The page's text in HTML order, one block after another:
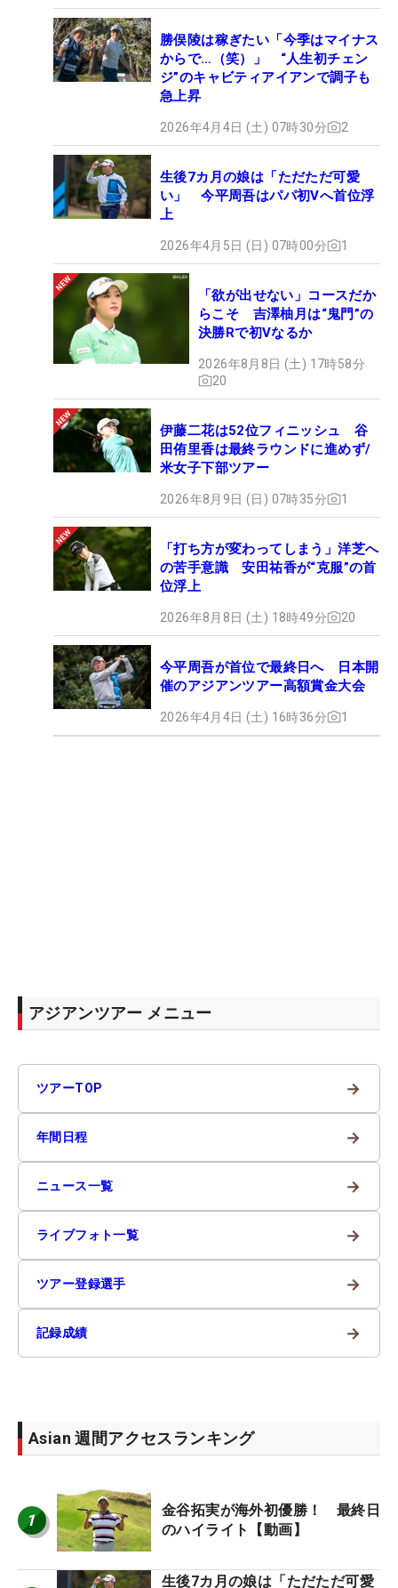
勝俣陵は稼ぎたい「今季はマイナス
からで…（笑）」 “人生初チェン
ジ”のキャビティアイアンで調子も
急上昇
2026年4月4日 (土) 07時30分 2
生後7カ月の娘は「ただただ可愛
い」 今平周吾はパパ初Vへ首位浮
上
2026年4月5日 (日) 07時00分 1
「欲が出せない」コースだか
らこそ 吉澤柚月は“鬼門”の
決勝Rで初Vなるか
2026年8月8日 (土) 17時58分
20
伊藤二花は52位フィニッシュ 谷
田侑里香は最終ラウンドに進めず/
米女子下部ツアー
2026年8月9日 (日) 07時35分 1
「打ち方が変わってしまう」洋芝へ
の苦手意識 安田祐香が“克服”の首
位浮上
2026年8月8日 (土) 18時49分 20
今平周吾が首位で最終日へ 日本開
催のアジアンツアー高額賞金大会
2026年4月4日 (土) 16時36分 1
アジアンツアー メニュー
ツアーTOP →
年間日程 →
ニュース一覧 →
ライブフォト一覧 →
ツアー登録選手 →
記録成績 →
Asian 週間アクセスランキング
1
金谷拓実が海外初優勝！ 最終日
のハイライト【動画】
生後7カ月の娘は「ただただ可愛